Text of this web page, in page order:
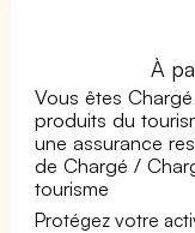
À
Vous êtes
produits du
une assurance
de Chargé /
tourisme
Protégez votre